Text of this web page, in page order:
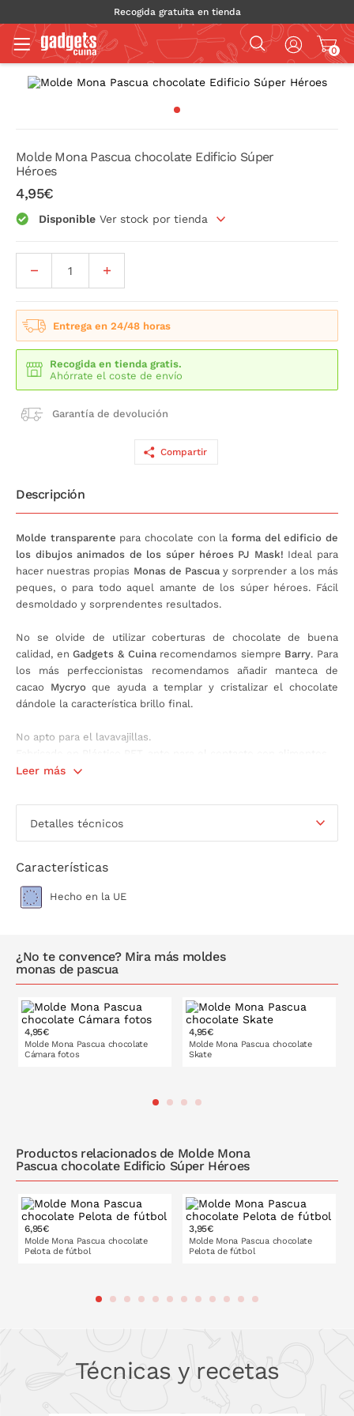
Recogida gratuita en tienda
0
Molde Mona Pascua chocolate Edificio Súper
Héroes
4,95€
Disponible Ver stock por tienda
Entrega en 24/48 horas
Recogida en tienda gratis.
Ahórrate el coste de envío
Garantía de devolución
Compartir
Descripción
Molde transparente para chocolate con laforma del edificio de
los dibujos animados de los súper héroes PJ Mask! Ideal para
hacer nuestras propias Monas de Pascua y sorprender a los más
peques, o para todo aquel amante de los súper héroes. Fácil
desmoldado y sorprendentes resultados.
No se olvide de utilizar coberturas de chocolate de buena
calidad, enGadgets & Cuinarecomendamos siempre Barry. Para
los más perfeccionistas recomendamos añadir manteca de
cacao Mycryo que ayuda a templar y cristalizar el chocolate
dándole la característica brillo final.
No apto para el lavavajillas.
Medida: 17 x 10 x 0,6 cm
Leer más
Detalles técnicos
Características
Hecho en la UE
¿No te convence? Mira más moldes
monas de pascua
4,95€
Molde Mona Pascua chocolate
Cámara fotos
4,95€
Molde Mona Pascua chocolate
Skate
Productos relacionados de Molde Mona
Pascua chocolate Edificio Súper Héroes
6,95€
Molde Mona Pascua chocolate
Pelota de fútbol
3,95€
Molde Mona Pascua chocolate
Pelota de fútbol
Técnicas y recetas